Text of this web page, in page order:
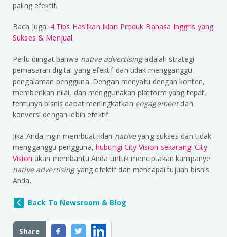
Share
paling efektif.
Baca juga: 4 Tips Hasilkan Iklan Produk Bahasa Inggris yang
Sukses & Menjual
Perlu diingat bahwa native advertisingadalah strategi
pemasaran digital yang efektif dan tidak mengganggu
pengalaman pengguna. Dengan menyatu dengan konten,
memberikan nilai, dan menggunakan platform yang tepat,
tentunya bisnis dapat meningkatkan engagementdan
konversi dengan lebih efektif.
Jika Anda ingin membuat iklan nativeyang sukses dan tidak
mengganggu pengguna, hubungi City Vision sekarang!City
Vision akan membantu Anda untuk menciptakan kampanye
native advertisingyang efektif dan mencapai tujuan bisnis
Anda.
Back To Newsroom & Blog